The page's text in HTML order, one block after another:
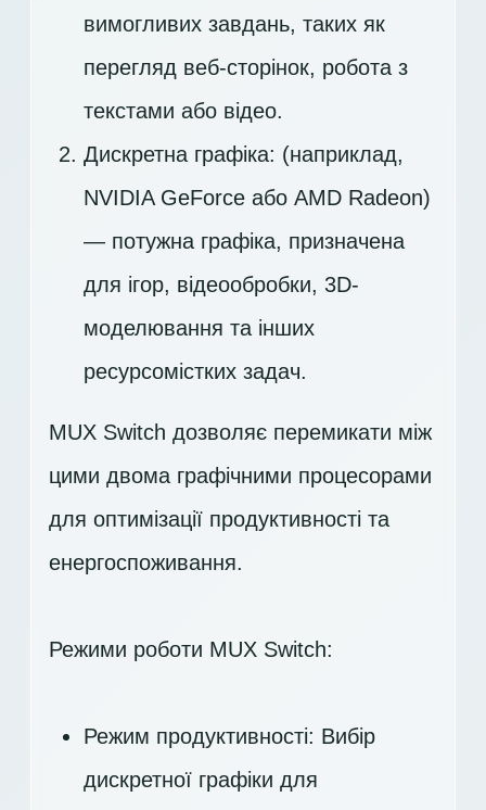
вимогливих завдань, таких як
перегляд веб-сторінок, робота з
текстами або відео.
Дискретна графіка: (наприклад,
NVIDIA GeForce або AMD Radeon)
— потужна графіка, призначена
для ігор, відеообробки, 3D-
моделювання та інших
ресурсомістких задач.
MUX Switch дозволяє перемикати між
цими двома графічними процесорами
для оптимізації продуктивності та
енергоспоживання.
Режими роботи MUX Switch:
Режим продуктивності: Вибір
дискретної графіки для